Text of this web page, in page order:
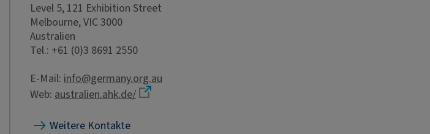
Level 5, 121 Exhibition Street
Melbourne, VIC 3000
Australien
Tel.: +61 (0)3 8691 2550
E-Mail: info@germany.org.au
Web: australien.ahk.de/
Weitere Kontakte